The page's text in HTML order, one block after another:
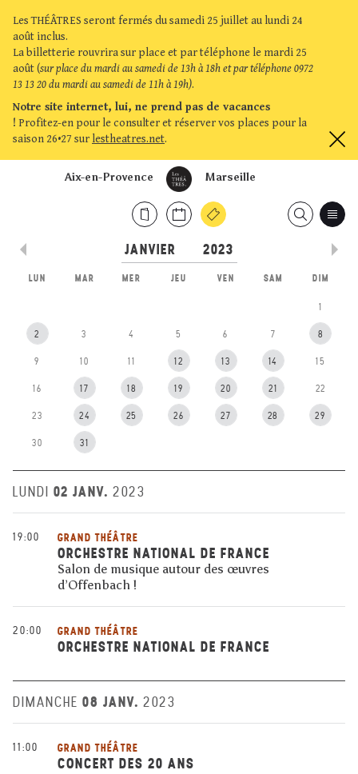
Les THÉÂTRES seront fermés du samedi 25 juillet au lundi 24
août inclus.
La billetterie rouvrira sur place et par téléphone le mardi 25
août (sur place du mardi au samedi de 13h à 18h et par téléphone 0972
13 13 20 du mardi au samedi de 11h à 19h).
Notre site internet, lui, ne prend pas de vacances
! Profitez-en pour le consulter et réserver vos places pour la
saison 26•27 sur lestheatres.net.
Marseille
Aix-en-Provence
LUN MAR MER JEU VEN SAM DIM
1
2 3 4 5 6 7 8
9 10 11 12 13 14 15
16 17 18 19 20 21 22
23 24 25 26 27 28 29
30 31
LUNDI 02 JANV. 2023
19:00 GRAND THÉÂTRE
ORCHESTRE NATIONAL DE FRANCE
Salon de musique autour des œuvres
d’Offenbach !
20:00 GRAND THÉÂTRE
ORCHESTRE NATIONAL DE FRANCE
DIMANCHE 08 JANV. 2023
11:00 GRAND THÉÂTRE
CONCERT DES 20 ANS